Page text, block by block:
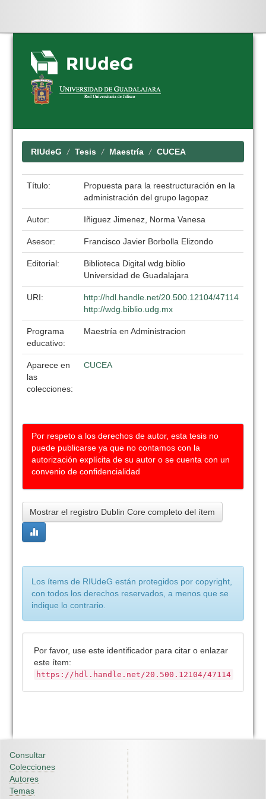
Skip
navigation
RIUdeG Tesis Maestría CUCEA
Título:
Propuesta para la reestructuración en la
administración del grupo lagopaz
Autor: Iñiguez Jimenez, Norma Vanesa
Asesor: Francisco Javier Borbolla Elizondo
Editorial:
Biblioteca Digital wdg.biblio
Universidad de Guadalajara
URI:
http://hdl.handle.net/20.500.12104/47114
http://wdg.biblio.udg.mx
Programa
educativo:
Maestría en Administracion
Aparece en
las
colecciones:
CUCEA
Por respeto a los derechos de autor, esta tesis no
puede publicarse ya que no contamos con la
autorización explícita de su autor o se cuenta con un
convenio de confidencialidad
Mostrar el registro Dublin Core completo del ítem
Los ítems de RIUdeG están protegidos por copyright,
con todos los derechos reservados, a menos que se
indique lo contrario.
Por favor, use este identificador para citar o enlazar
este ítem:
https://hdl.handle.net/20.500.12104/47114
Consultar
Colecciones
Autores
Temas